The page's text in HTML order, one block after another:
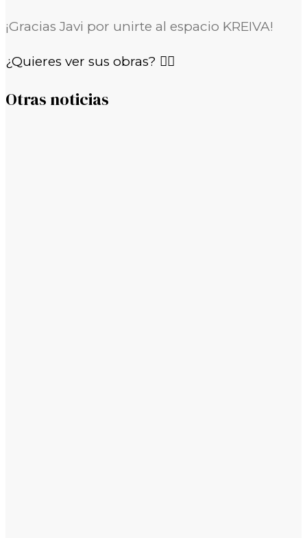
¡Gracias Javi por unirte al espacio KREIVA!
¿Quieres ver sus obras? 👉🏼
Otras noticias